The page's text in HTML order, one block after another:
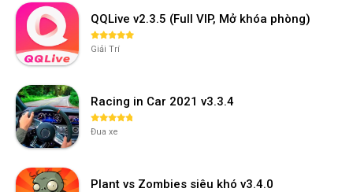
QQLive v2.3.5 (Full VIP, Mở khóa phòng)
Giải Trí
Racing in Car 2021 v3.3.4
Đua xe
Plant vs Zombies siêu khó v3.4.0